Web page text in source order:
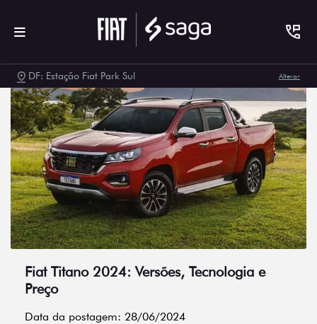
DF: Estação Fiat Park Sul Alterar
Fiat Titano 2024: Versões, Tecnologia e
Preço
Data da postagem: 28/06/2024